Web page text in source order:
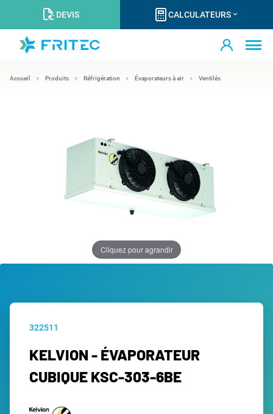
DEVIS CALCULATEURS
Accueil Produits Réfrigération Évaporateurs à air Ventilés
Cliquez pour agrandir
322511
KELVION - ÉVAPORATEUR
CUBIQUE KSC-303-6BE